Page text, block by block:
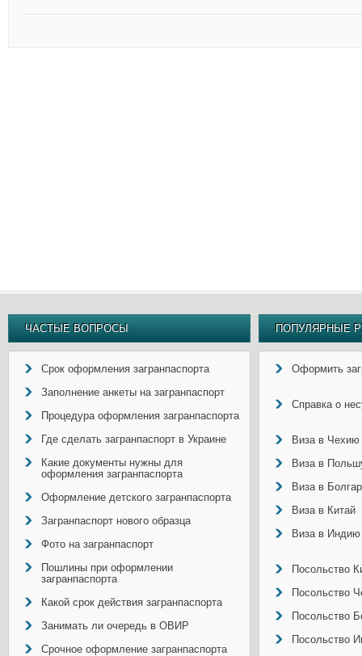
ЧАСТЫЕ ВОПРОСЫ
Срок оформления загранпаспорта
Заполнение анкеты на загранпаспорт
Процедура оформления загранпаспорта
Где сделать загранпаспорт в Украине
Какие документы нужны для
оформления загранпаспорта
Оформление детского загранпаспорта
Загранпаспорт нового образца
Фото на загранпаспорт
Пошлины при оформлении
загранпаспорта
Какой срок действия загранпаспорта
Занимать ли очередь в ОВИР
Срочное оформление загранпаспорта
ПОПУЛЯРНЫЕ
Оформить
Справка о
Виза в Чехию
Виза в
Виза в
Виза в Китай
Виза в Индию
Посольство
Посольство
Посольство
Посольство